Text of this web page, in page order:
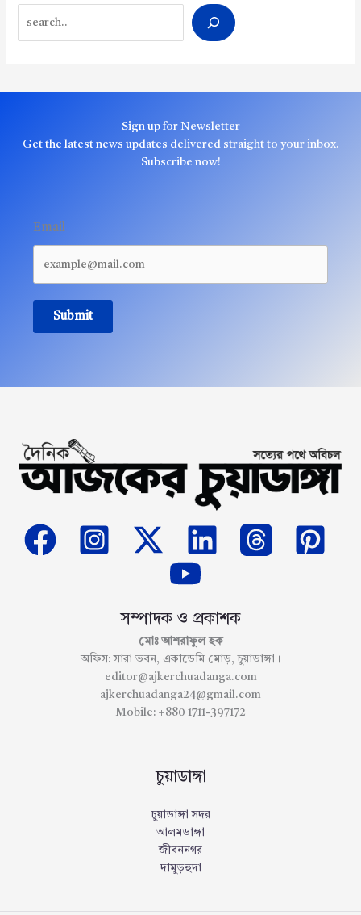
Sign up for Newsletter
Get the latest news updates delivered straight to your inbox.
Subscribe now!
Email
Submit
সম্পাদক ও প্রকাশক
মোঃ আশরাফুল হক
অফিস: সারা ভবন, একাডেমি মোড়, চুয়াডাঙ্গা।
editor@ajkerchuadanga.com
ajkerchuadanga24@gmail.com
Mobile: +880 1711-397172
চুয়াডাঙ্গা
চুয়াডাঙ্গা সদর
আলমডাঙ্গা
জীবননগর
দামুড়হুদা